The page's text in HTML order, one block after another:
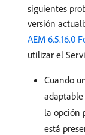
siguientes
versión
AEM 6.5.16.0
utilizar el
Cuando
la opción
está